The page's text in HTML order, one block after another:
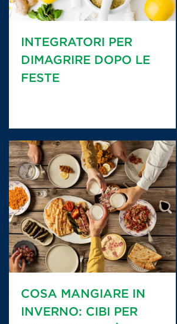
INTEGRATORI PER
DIMAGRIRE DOPO LE
FESTE
COSA MANGIARE IN
INVERNO: CIBI PER